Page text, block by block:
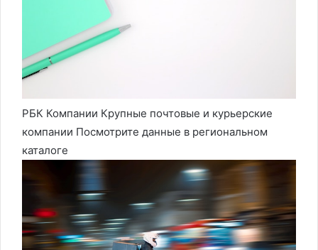
РБК Компании Крупные почтовые и курьерские
компании Посмотрите данные в региональном
каталоге